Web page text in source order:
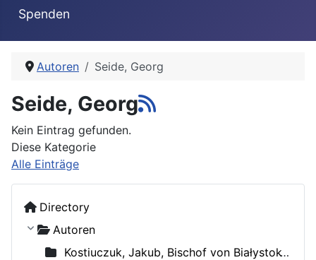
Spenden
Directory
Autoren
Kostiuczuk, Jakub, Bischof von Białystok und Gdańsk
Autoren Seide, Georg
Seide, Georg
Kein Eintrag gefunden.
Diese Kategorie
Alle Einträge